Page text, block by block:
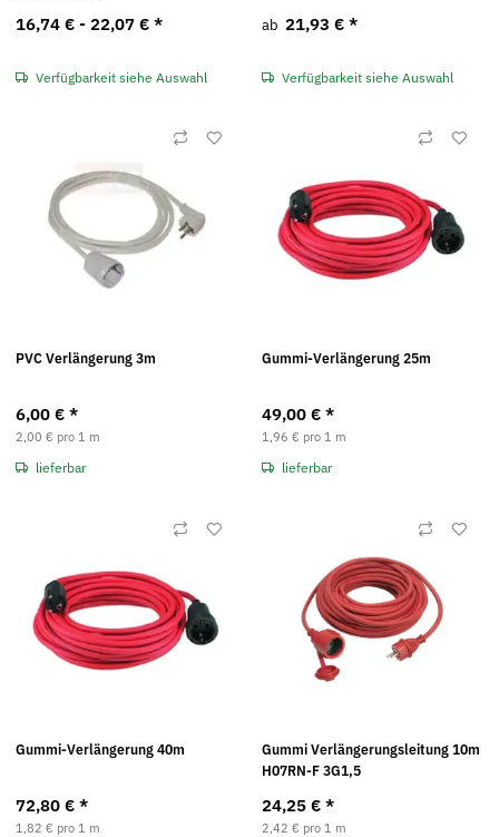
16,74 € - 22,07 € *
Verfügbarkeit siehe Auswahl
ab 21,93 € *
Verfügbarkeit siehe Auswahl
PVC Verlängerung 3m
6,00 € *
2,00 € pro 1 m
lieferbar
Gummi-Verlängerung 25m
49,00 € *
1,96 € pro 1 m
lieferbar
Gummi-Verlängerung 40m
72,80 € *
1,82 € pro 1 m
Gummi Verlängerungsleitung 10m
H07RN-F 3G1,5
24,25 € *
2,42 € pro 1 m